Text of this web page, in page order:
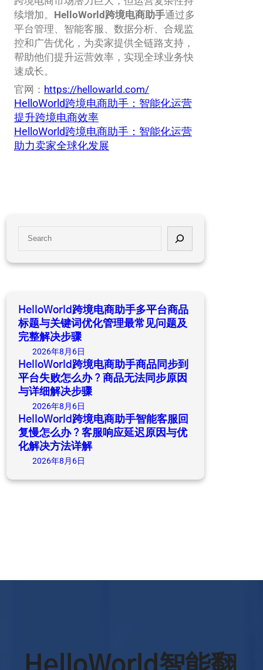
续增加。 HelloWorld跨境电商助手通过多
平台管理、智能客服、数据分析、合规监
控和广告优化，为卖家提供全链路支持，
帮助他们提升运营效率，实现全球业务快
速成长。
官网： https://hellowarld.com/
HelloWorld跨境电商助手：智能化运营
提升跨境电商效率
HelloWorld跨境电商助手：智能化运营
助力卖家全球化发展
a
h
HelloWorld跨境电商助手多平台商品
标题与关键词优化管理最常见问题及
完整解决步骤
2026年8月6日
HelloWorld跨境电商助手商品同步到
平台失败怎么办？商品无法同步原因
与详细解决步骤
2026年8月6日
HelloWorld跨境电商助手智能客服回
复慢怎么办？客服响应延迟原因与优
化解决方法详解
2026年8月6日